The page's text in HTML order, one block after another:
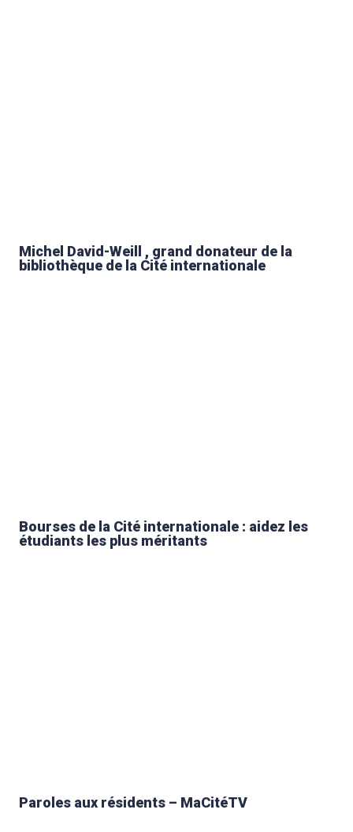
Michel David-Weill , grand donateur de la
bibliothèque de la Cité internationale
Bourses de la Cité internationale : aidez les
étudiants les plus méritants
Paroles aux résidents – MaCitéTV